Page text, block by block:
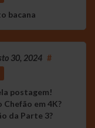
bacana
30, 2024 #
postagem!
em 4K?
da Parte 3?